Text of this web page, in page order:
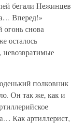
бегали Нежинцев
Вперед!»
снова
осталось
полковник
Он так же, как и
Как артиллерист,